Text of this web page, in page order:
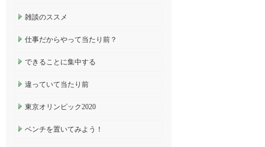
雑談のススメ
仕事だからやって当たり前？
できることに集中する
違っていて当たり前
東京オリンピック2020
ベンチを置いてみよう！